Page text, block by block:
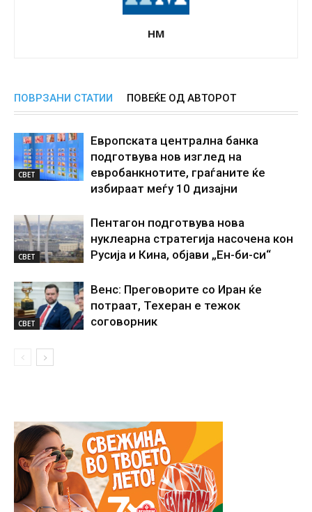
НМ
ПОВРЗАНИ СТАТИИ ПОВЕЌЕ ОД АВТОРОТ
СВЕТ
Европската централна банка
подготвува нов изглед на
евробанкнотите, граѓаните ќе
избираат меѓу 10 дизајни
СВЕТ
Пентагон подготвува нова
нуклеарна стратегија насочена кон
Русија и Кина, објави „Ен-би-си“
СВЕТ
Венс: Преговорите со Иран ќе
потраат, Техеран е тежок
соговорник